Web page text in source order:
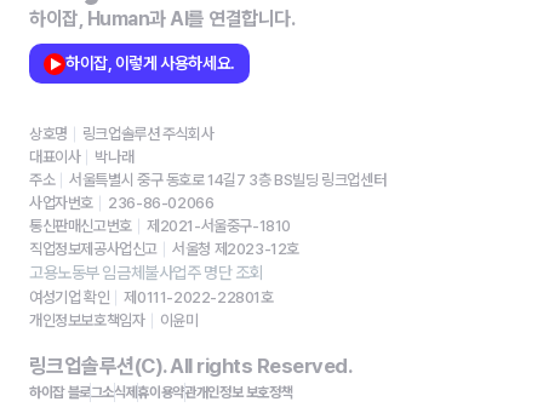
하이잡, Human과 AI를 연결합니다.
하이잡, 이렇게 사용하세요.
상호명
링크업솔루션 주식회사
대표이사
박나래
주소
서울특별시 중구 동호로 14길7 3층 BS빌딩 링크업센터
사업자번호
236-86-02066
통신판매신고번호
제2021-서울중구-1810
직업정보제공사업신고
서울청 제2023-12호
고용노동부 임금체불사업주 명단 조회
여성기업 확인
제0111-2022-22801호
개인정보보호책임자
이윤미
링크업솔루션(C). All rights Reserved.
하이잡 블로그소식제휴이용약관개인정보 보호정책